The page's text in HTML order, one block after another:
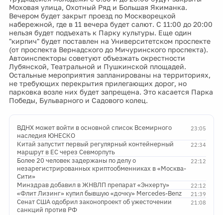
Моховая улица, Охотный Ряд и Большая Якиманка.
Вечером будет закрыт проезд по Москворецкой
набережной, где в 11 вечера будет салют. С 11:00 до 20:00
нельзя будет подъехать к Парку культуры. Еще один
"кирпич" будет поставлен на Университетском проспекте
(от проспекта Вернадского до Мичуринского проспекта).
Автоинспекторы советуют объезжать окрестности
Лубянской, Театральной и Пушкинской площадей.
Остальные мероприятия запланированы на территориях,
не требующих перекрытия прилегающих дорог, но
парковка возле них будет запрещена. Это касается Парка
Победы, Бульварного и Садового колец.
23:05
ВДНХ может войти в основной список Всемирного
наследия ЮНЕСКО
22:34
Китай запустит первый регулярный контейнерный
маршрут в ЕС через Севморпуть
22:12
Более 20 человек задержаны по делу о
незарегистрированных криптообменниках в «Москва-
Сити»
22:12
Минздрав добавил в ЖНВЛП препарат «Энхерту»
21:39
«Флит Лизинг» купил бывшую «дочку» Mercedes-Benz
21:08
Сенат США одобрил законопроект об ужесточении
санкций против РФ